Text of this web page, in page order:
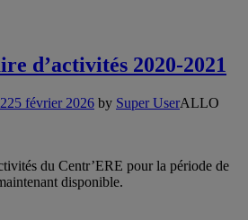
d’activités 2020-2021
5 février 2026 by Super UserALLO
du Centr’ERE pour la période de
disponible.